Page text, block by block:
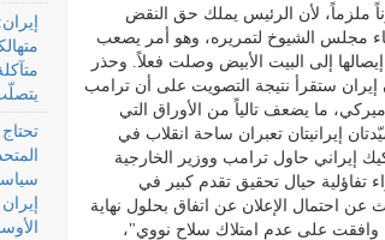
تحتاج
ملزماً، لأن الرئيس يملك حق النقض
مجلس الشيوخ لتمريره، وهو أمر يصعب
إلى البيت الأبيض وصلت فعلاً. وحذر
ستقرأ نتيجة التصويت على أن ترامب
ما يضعف تالياً من الأوراق التي
إيرانيتان تعبران ساحة انقلاب في
حاول ترامب ووزير الخارجية
تفاؤلية حيال تحقيق تقدم كبير في
احتمال الإعلان عن اتفاق بحلول نهاية
وافقت على عدم امتلاك سلاح نووي"،